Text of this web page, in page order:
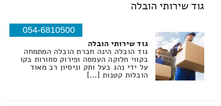
גוד שירותי הובלה
054-6810500
גוד שירותי הובלה
גוד הובלה הינה חברת הובלה המתמחה
בקווי חלוקה העמסה ופירוק סחורות בקו
על ידי נהג בעל ותק וניסיון רב מאוד
הובלות קטנות […]